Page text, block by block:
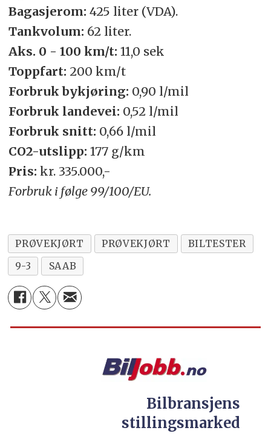
Bagasjerom: 425 liter (VDA).
Tankvolum: 62 liter.
Aks. 0 - 100 km/t: 11,0 sek
Toppfart: 200 km/t
Forbruk bykjøring: 0,90 l/mil
Forbruk landevei: 0,52 l/mil
Forbruk snitt: 0,66 l/mil
CO2-utslipp: 177 g/km
Pris: kr. 335.000,-
Forbruk i følge 99/100/EU.
PRØVEKJØRT PRØVEKJØRT
BILTESTER
9-3
SAAB
Bilbransjens
stillingsmarked